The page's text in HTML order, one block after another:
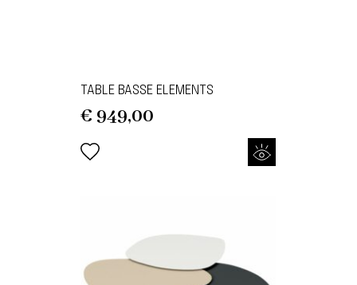
TABLE BASSE ELEMENTS
€ 949,00